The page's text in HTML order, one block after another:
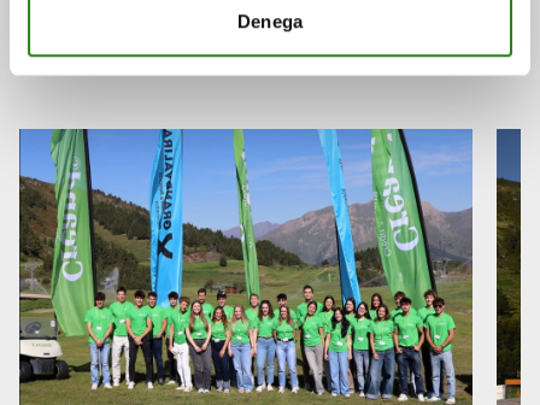
Denega
Consulta a continuació altres notícies relacionades.